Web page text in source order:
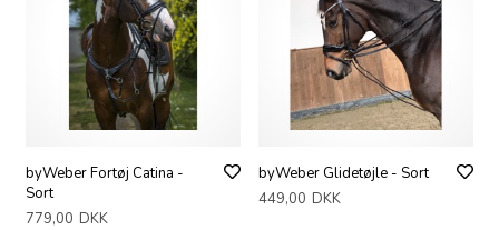
byWeber Fortøj Catina -
Sort
779,00 DKK
byWeber Glidetøjle - Sort
449,00 DKK